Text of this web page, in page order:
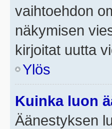
vaihtoehdon
näkymisen
kirjoitat uutta
Ylös
Kuinka luon
Äänestyksen